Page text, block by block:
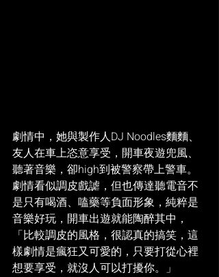
劇情中，她與製作人DJ Noodles麵麵、
友人在車上恣意享受，開車夜遊兜風、
聽著音樂，卻high到被警察帶上警車。
劇情看似調皮戲謔，但也傳達聽電音不
是只有喝酒、嗑藥等負面形象，純粹是
音樂好玩，開車出遊就能陶醉其中，
「比較調皮的風格，很認真的搞笑，這
樣劇情是瘋狂又可愛的，只要打從心裡
想要享受，就沒人可以打擾你。」